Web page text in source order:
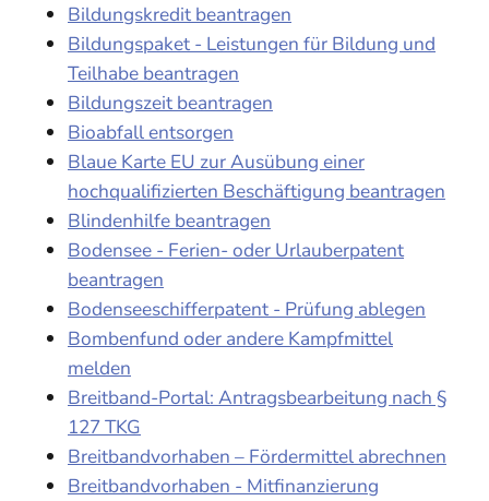
Bildungskredit beantragen
Bildungspaket - Leistungen für Bildung und
Teilhabe beantragen
Bildungszeit beantragen
Bioabfall entsorgen
Blaue Karte EU zur Ausübung einer
hochqualifizierten Beschäftigung beantragen
Blindenhilfe beantragen
Bodensee - Ferien- oder Urlauberpatent
beantragen
Bodenseeschifferpatent - Prüfung ablegen
Bombenfund oder andere Kampfmittel
melden
Breitband-Portal: Antragsbearbeitung nach §
127 TKG
Breitbandvorhaben – Fördermittel abrechnen
Breitbandvorhaben - Mitfinanzierung